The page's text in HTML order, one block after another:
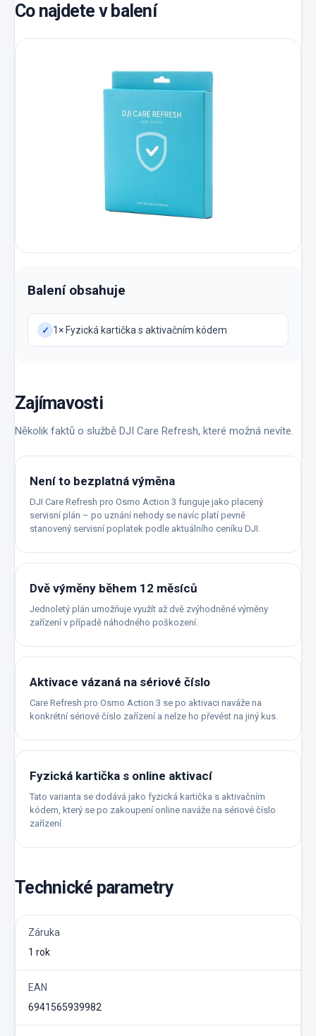
Co najdete v balení
Balení obsahuje
✓ 1× Fyzická kartička s aktivačním kódem
Zajímavosti
Několik faktů o službě DJI Care Refresh, které možná nevíte.
Není to bezplatná výměna
DJI Care Refresh pro Osmo Action 3 funguje jako placený
servisní plán – po uznání nehody se navíc platí pevně
stanovený servisní poplatek podle aktuálního ceníku DJI.
Dvě výměny během 12 měsíců
Jednoletý plán umožňuje využít až dvě zvýhodněné výměny
zařízení v případě náhodného poškození.
Aktivace vázaná na sériové číslo
Care Refresh pro Osmo Action 3 se po aktivaci naváže na
konkrétní sériové číslo zařízení a nelze ho převést na jiný kus.
Fyzická kartička s online aktivací
Tato varianta se dodává jako fyzická kartička s aktivačním
kódem, který se po zakoupení online naváže na sériové číslo
zařízení.
Technické parametry
Záruka
1 rok
EAN
6941565939982